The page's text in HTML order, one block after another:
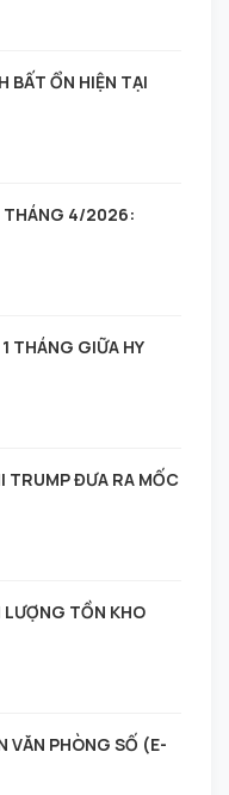
BẤT ỔN HIỆN TẠI
THÁNG 4/2026:
THÁNG GIỮA HY
TRUMP ĐƯA RA MỐC
TỒN KHO
VĂN PHÒNG SỐ (E-